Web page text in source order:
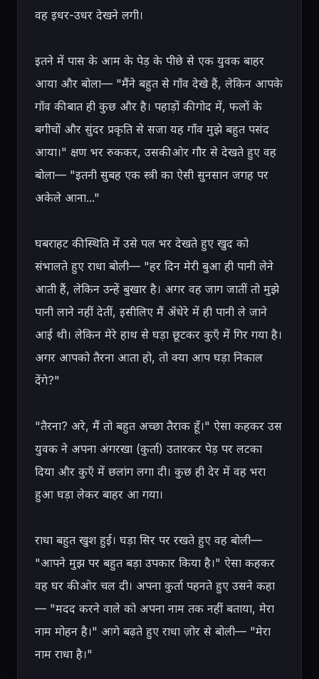
वह इधर-उधर देखने लगी।
इतने में पास के आम के पेड़ के पीछे से एक युवक बाहर
आया और बोला— "मैंने बहुत से गाँव देखे हैं, लेकिन आपके
गाँव की बात ही कुछ और है। पहाड़ों की गोद में, फलों के
बगीचों और सुंदर प्रकृति से सजा यह गाँव मुझे बहुत पसंद
आया।" क्षण भर रुककर, उसकी ओर गौर से देखते हुए वह
बोला— "इतनी सुबह एक स्त्री का ऐसी सुनसान जगह पर
अकेले आना..."
घबराहट की स्थिति में उसे पल भर देखते हुए खुद को
संभालते हुए राधा बोली— "हर दिन मेरी बुआ ही पानी लेने
आती हैं, लेकिन उन्हें बुखार है। अगर वह जाग जातीं तो मुझे
पानी लाने नहीं देतीं, इसीलिए मैं अँधेरे में ही पानी ले जाने
आई थी। लेकिन मेरे हाथ से घड़ा छूटकर कुएँ में गिर गया है।
अगर आपको तैरना आता हो, तो क्या आप घड़ा निकाल
देंगे?"
"तैरना? अरे, मैं तो बहुत अच्छा तैराक हूँ।" ऐसा कहकर उस
युवक ने अपना अंगरखा (कुर्ता) उतारकर पेड़ पर लटका
दिया और कुएँ में छलांग लगा दी। कुछ ही देर में वह भरा
हुआ घड़ा लेकर बाहर आ गया।
राधा बहुत खुश हुई। घड़ा सिर पर रखते हुए वह बोली—
"आपने मुझ पर बहुत बड़ा उपकार किया है।" ऐसा कहकर
वह घर की ओर चल दी। अपना कुर्ता पहनते हुए उसने कहा
— "मदद करने वाले को अपना नाम तक नहीं बताया, मेरा
नाम मोहन है।" आगे बढ़ते हुए राधा ज़ोर से बोली— "मेरा
नाम राधा है।"